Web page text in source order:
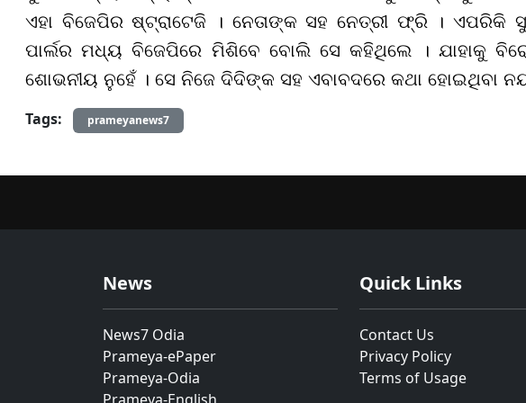
ଏହା ବିଜେପିର ଷ୍ଟ୍ରାଟେଜି । ନେତାଙ୍କ ସହ ନେତ୍ରୀ ଫ୍ରି । ଏପରିକି
ପାର୍ଲର ମଧ୍ୟ ବିଜେପିରେ ମିଶିବେ ବୋଲି ସେ କହିଥିଲେ । ଯାହାକୁ
ଶୋଭନୀୟ ନୁହେଁ । ସେ ନିଜେ ଦିଦିଙ୍କ ସହ ଏବାବଦରେ କଥା ହୋଇଥିବା
Tags:
prameyanews7
News
News7 Odia
Prameya-ePaper
Prameya-Odia
Quick Links
Contact Us
Privacy Policy
Terms of Usage